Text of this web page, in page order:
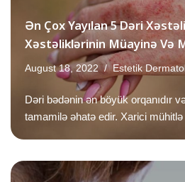
Ən Çox Yayılan 5 Dəri
Xəstəliklərinin Müayinə Və
August 18, 2022 Estetik
Dəri bədənin ən böyük orqanıdır
tamamilə əhatə edir. Xarici